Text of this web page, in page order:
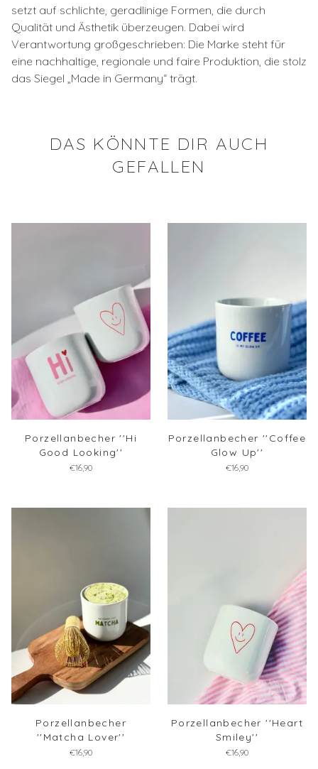
setzt auf schlichte, geradlinige Formen, die durch
Qualität und Ästhetik überzeugen. Dabei wird
Verantwortung großgeschrieben: Die Marke steht für
eine nachhaltige, regionale und faire Produktion, die stolz
das Siegel „Made in Germany“ trägt.
DAS KÖNNTE DIR AUCH
GEFALLEN
Porzellanbecher ''Hi
Good Looking''
€16,90
Porzellanbecher ''Coffee
Glow Up''
€16,90
Porzellanbecher
''Matcha Lover''
€16,90
Porzellanbecher ''Heart
Smiley''
€16,90